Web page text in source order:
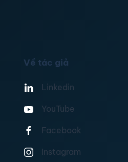
Về tác giả
Linkedin
YouTube
Facebook
Instagram